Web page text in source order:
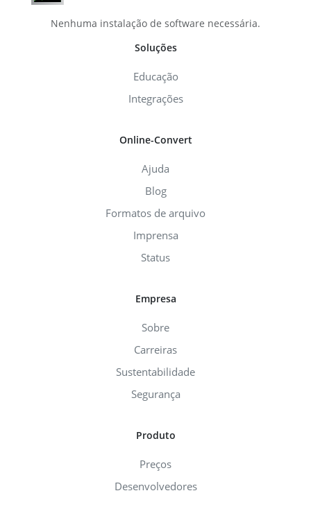
Nenhuma instalação de software necessária.
Soluções
Educação
Integrações
Online-Convert
Ajuda
Blog
Formatos de arquivo
Imprensa
Status
Empresa
Sobre
Carreiras
Sustentabilidade
Segurança
Produto
Preços
Desenvolvedores